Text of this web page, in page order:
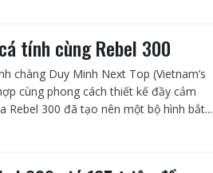
tính cùng Rebel 300
chàng Duy Minh Next Top (Vietnam’s
cùng phong cách thiết kế đầy cảm
Rebel 300 đã tạo nên một bộ hình bắt...